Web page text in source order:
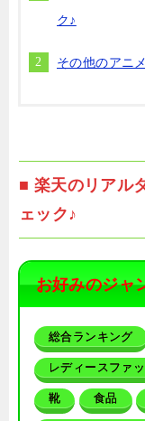
ク♪
その他のアニ
■ 楽天のリアル
ェック♪
お好みのジャ
総合ランキング
レディースファ
靴 食品